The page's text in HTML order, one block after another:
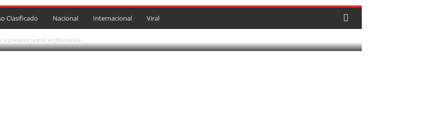
Clasificado Nacional Internacional Viral
a presunto ladrón en Manzanilla
en Manzanilla